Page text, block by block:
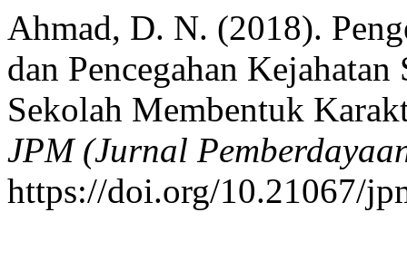
Ahmad, D. N. (2018).
dan Pencegahan
Sekolah Membentuk
JPM (Jurnal
https://doi.org/10.21067/